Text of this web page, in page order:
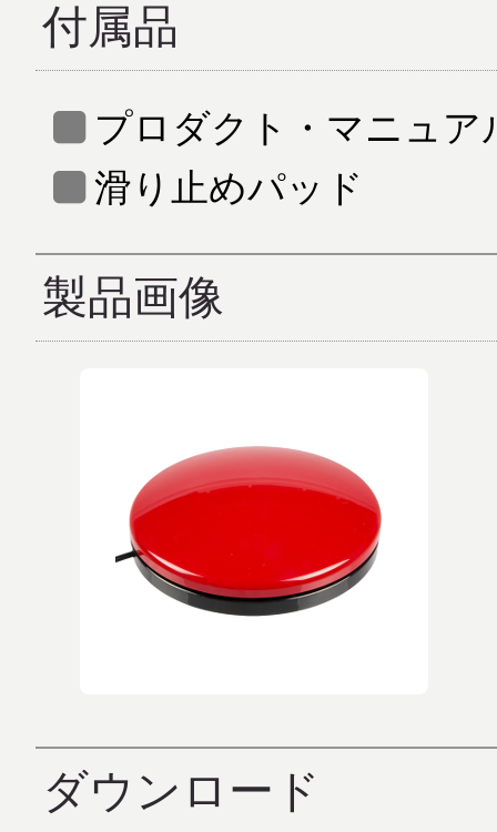
付属品
プロダクト・マニュア
滑り止めパッド
製品画像
ダウンロード